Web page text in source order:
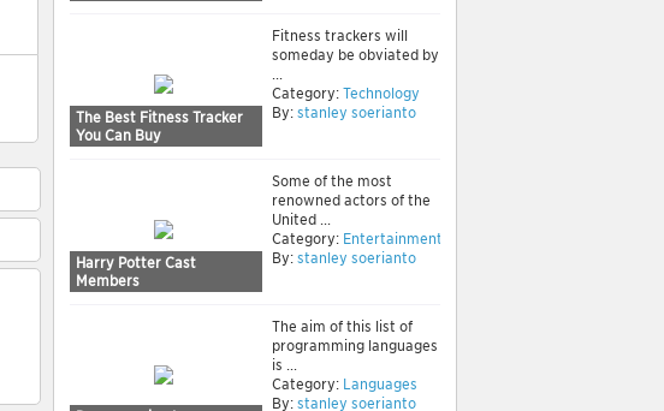
The Best Fitness Tracker
You Can Buy
Fitness trackers will
someday be obviated by
...
Category: Technology
By: stanley soerianto
Harry Potter Cast
Members
Some of the most
renowned actors of the
United ...
Category: Entertainment
By: stanley soerianto
The aim of this list of
programming languages
is ...
Category: Languages
By: stanley soerianto